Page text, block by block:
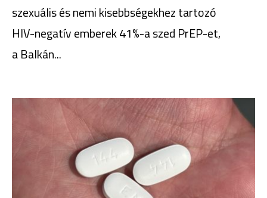
szexuális és nemi kisebbségekhez tartozó
HIV-negatív emberek 41%-a szed PrEP-et,
a Balkán...